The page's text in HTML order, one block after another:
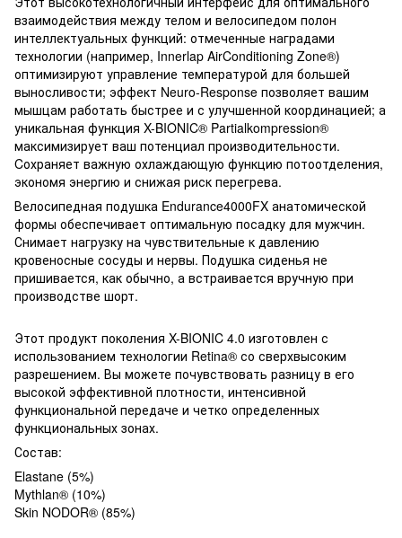
взаимодействия между телом и велосипедом полон
интеллектуальных функций: отмеченные наградами
технологии (например, Innerlap AirConditioning Zone®)
оптимизируют управление температурой для большей
выносливости; эффект Neuro-Response позволяет вашим
мышцам работать быстрее и с улучшенной координацией; а
уникальная функция X-BIONIC® Partialkompression®
максимизирует ваш потенциал производительности.
Cохраняет важную охлаждающую функцию потоотделения,
экономя энергию и снижая риск перегрева.
Велосипедная подушка Endurance4000FX анатомической
формы обеспечивает оптимальную посадку для мужчин.
Снимает нагрузку на чувствительные к давлению
кровеносные сосуды и нервы. Подушка сиденья не
пришивается, как обычно, а встраивается вручную при
производстве шорт.
Этот продукт поколения X-BIONIC 4.0 изготовлен с
использованием технологии Retina® со сверхвысоким
разрешением. Вы можете почувствовать разницу в его
высокой эффективной плотности, интенсивной
функциональной передаче и четко определенных
функциональных зонах.
Состав:
Elastane (5%)
Mythlan® (10%)
Skin NODOR® (85%)